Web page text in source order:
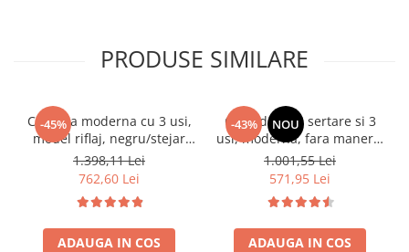
PRODUSE SIMILARE
-45%
Comoda moderna cu 3 usi,
model riflaj, negru/stejar
artisan, 120x88x44 cm,
Bortis impex
1.398,11 Lei
762,60 Lei
ADAUGA IN COS
-43% NOU
Comoda cu 3 sertare si 3
usi, moderna, fara manere,
120x85x33 cm, stejar
sonoma, pentru living,
dormitor, hol, Bortis Impex
1.001,55 Lei
571,95 Lei
ADAUGA IN COS